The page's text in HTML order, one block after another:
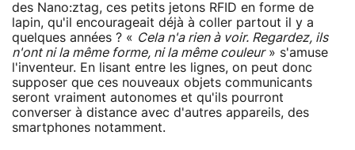
des Nano:ztag, ces petits jetons RFID en forme de
lapin, qu'il encourageait déjà à coller partout il y a
quelques années ? « Cela n'a rien à voir. Regardez, ils
n'ont ni la même forme, ni la même couleur» s'amuse
l'inventeur. En lisant entre les lignes, on peut donc
supposer que ces nouveaux objets communicants
seront vraiment autonomes et qu'ils pourront
converser à distance avec d'autres appareils, des
smartphones notamment.